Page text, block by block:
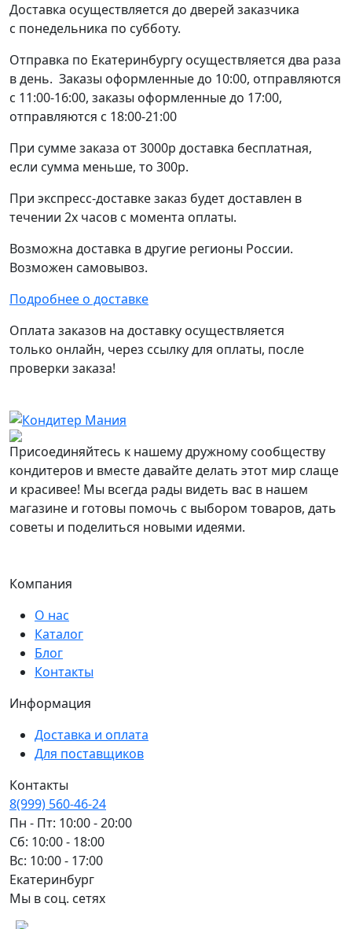
Доставка осуществляется до дверей заказчика
с понедельника по субботу.
Отправка по Екатеринбургу осуществляется два раза
в день. Заказы оформленные до 10:00, отправляются
с 11:00-16:00, заказы оформленные до 17:00,
отправляются с 18:00-21:00
При сумме заказа от 3000р доставка бесплатная,
если сумма меньше, то 300р.
При экспресс-доставке заказ будет доставлен в
течении 2х часов с момента оплаты.
Возможна доставка в другие регионы России.
Возможен самовывоз.
Подробнее о доставке
Оплата заказов на доставку осуществляется
только онлайн, через ссылку для оплаты, после
проверки заказа!
Присоединяйтесь к нашему дружному сообществу
кондитеров и вместе давайте делать этот мир слаще
и красивее! Мы всегда рады видеть вас в нашем
магазине и готовы помочь с выбором товаров, дать
советы и поделиться новыми идеями.
Компания
О нас
Каталог
Блог
Контакты
Информация
Доставка и оплата
Для поставщиков
Контакты
8(999) 560-46-24
Пн - Пт: 10:00 - 20:00
Сб: 10:00 - 18:00
Вс: 10:00 - 17:00
Екатеринбург
Мы в соц. сетях